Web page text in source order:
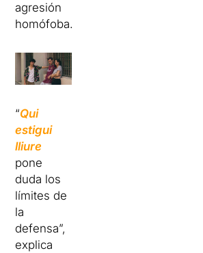
agresión
homófoba.
“Qui
estigui
lliure
pone
duda los
límites de
la
defensa”,
explica